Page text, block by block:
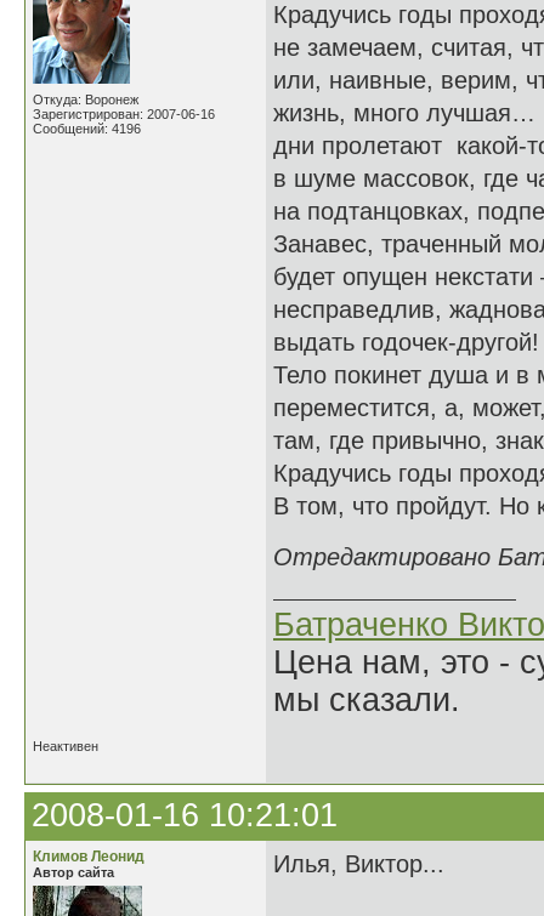
Откуда: Воронеж
Зарегистрирован: 2007-06-16
Сообщений: 4196
Крадучись годы
не замечаем, считая,
или, наивные, верим,
жизнь, много
дни пролетают какой-
в шуме массовок, где
на подтанцовках,
Занавес, траченный
будет опущен
несправедлив,
выдать годочек-
Тело покинет душа и в
переместится, а,
там, где привычно,
Крадучись годы
В том, что пройдут. Но
Отредактировано
Батраченко
Цена нам, это -
мы сказали.
Неактивен
2008-01-16 10:21:01
Климов Леонид
Автор сайта Илья, Виктор...